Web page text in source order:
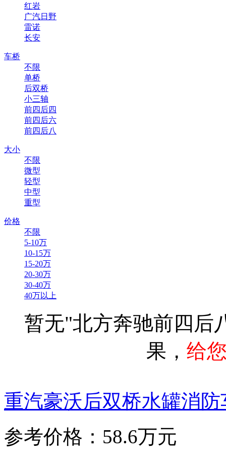
红岩
广汽日野
雷诺
长安
车桥
不限
单桥
后双桥
小三轴
前四后四
前四后六
前四后八
大小
不限
微型
轻型
中型
重型
价格
不限
5-10万
10-15万
15-20万
20-30万
30-40万
40万以上
暂无"北方奔驰前四后
果， 给
重汽豪沃后双桥水罐消防
参考价格：58.6万元